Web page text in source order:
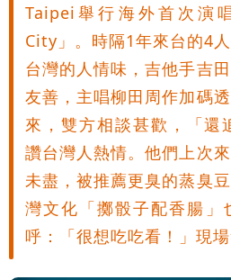
Taipei舉行海外首次演
City」。時隔1年來台的4
台灣的人情味，吉他手吉
友善，主唱柳田周作加碼
來，雙方相談甚歡，「還
讚台灣人熱情。他們上次
未盡，被推薦更臭的蒸臭
灣文化「擲骰子配香腸」
呼：「很想吃吃看！」現場